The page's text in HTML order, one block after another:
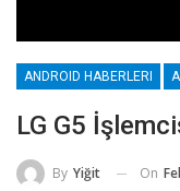
ANDROID HABERLERI
LG G5
By Yiğit On